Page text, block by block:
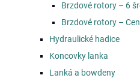
Brzdové rotory – 6
Brzdové rotory –
Hydraulické hadice
Koncovky lanka
Lanká a bowdeny